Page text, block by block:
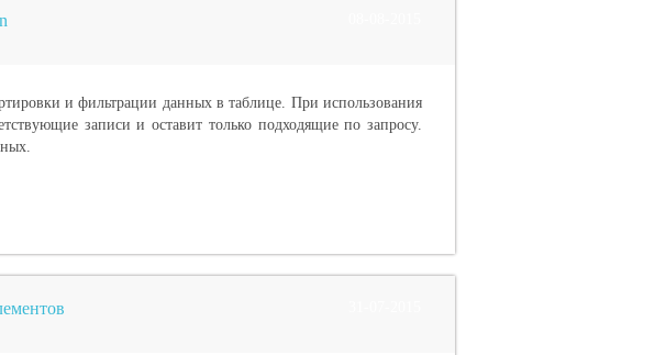
и фильтрации данных в таблице. При использования
записи и оставит только подходящие по запросу.